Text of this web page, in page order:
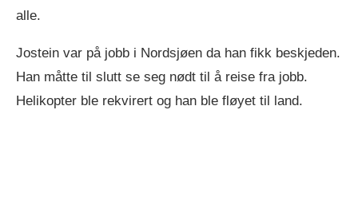
alle.
Jostein var på jobb i Nordsjøen da han fikk beskjeden.
Han måtte til slutt se seg nødt til å reise fra jobb.
Helikopter ble rekvirert og han ble fløyet til land.